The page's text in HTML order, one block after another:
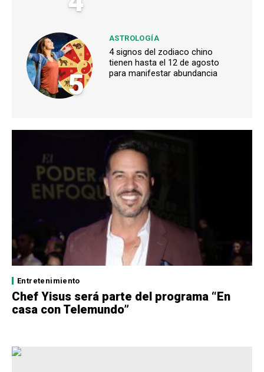
5
ASTROLOGÍA
4 signos del zodiaco chino
tienen hasta el 12 de agosto
para manifestar abundancia
Entretenimiento
Chef Yisus será parte del programa “En
casa con Telemundo”